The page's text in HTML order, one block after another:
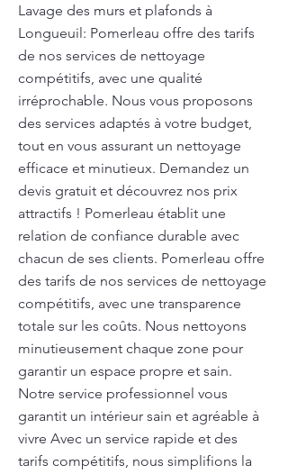
Lavage des murs et plafonds à
Longueuil: Pomerleau offre des tarifs
de nos services de nettoyage
compétitifs, avec une qualité
irréprochable. Nous vous proposons
des services adaptés à votre budget,
tout en vous assurant un nettoyage
efficace et minutieux. Demandez un
devis gratuit et découvrez nos prix
attractifs ! Pomerleau établit une
relation de confiance durable avec
chacun de ses clients. Pomerleau offre
des tarifs de nos services de nettoyage
compétitifs, avec une transparence
totale sur les coûts. Nous nettoyons
minutieusement chaque zone pour
garantir un espace propre et sain.
Notre service professionnel vous
garantit un intérieur sain et agréable à
vivre Avec un service rapide et des
tarifs compétitifs, nous simplifions la